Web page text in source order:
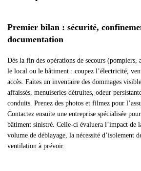
Premier bilan : sécurité,
documentation
Dès la fin des opérations de secours (pompiers,
le local ou le bâtiment : coupez l’électricité,
accès. Faites un inventaire des dommages
affaissés, menuiseries détruites, odeur
conduits. Prenez des photos et filmez pour
Contactez ensuite une entreprise spécialisée
bâtiment sinistré. Celle-ci évaluera l’impact de
volume de déblayage, la nécessité d’isolement
ventilation à prévoir.